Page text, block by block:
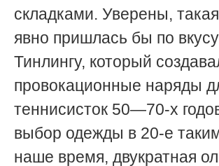
складками. Уверены,
явно пришлась бы по
Тинлингу, который
провокационные наряды
теннисисток 50—70-х
выбор одежды в 20-е
наше время, двукратная